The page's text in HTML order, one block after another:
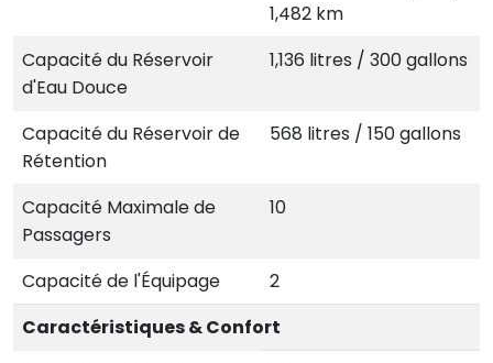
1,482 km
Capacité du Réservoir
d'Eau Douce
1,136 litres / 300 gallons
Capacité du Réservoir de
Rétention
568 litres / 150 gallons
Capacité Maximale de
Passagers
10
Capacité de l'Équipage
2
Caractéristiques & Confort